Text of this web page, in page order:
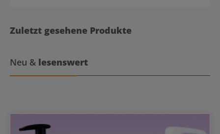
hochwertige Sprühkopf ermöglicht gezieltes Abdecken des
Scheitels, als auch des Ansatzes rund um das Gesicht.
trockene Haar sprühen. Kurz antrocknen lassen, fertig!
Zuletzt gesehene Produkte
Neu & lesenswert